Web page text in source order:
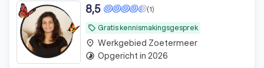
local_offer Gratis kennismakingsgesprek
(1)
8,5
place Werkgebied Zoetermeer
timelapse Opgericht in 2026